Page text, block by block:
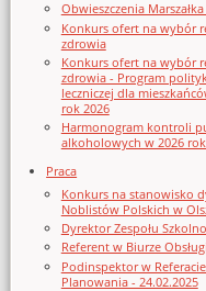
Obwieszczenia
Konkurs ofert na wybór
zdrowia
Konkurs ofert na wybór
zdrowia - Program
leczniczej dla
rok 2026
Harmonogram kontroli
alkoholowych w 2026
Praca
Konkurs na stanowisko
Noblistów Polskich w
Dyrektor Zespołu
Referent w Biurze
Podinspektor w
Planowania - 24.02.2025